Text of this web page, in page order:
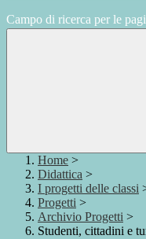
Campo di ricerca per le
Home >
Didattica >
I progetti delle classi
Progetti >
Archivio Progetti >
Studenti, cittadini e